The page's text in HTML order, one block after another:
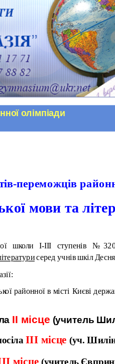
олімпіади
переможців
мови та
школи I-III ступенів №
серед учнів шкіл
районної в місті Києві
ІІ місце (учитель
ІІІ місце (уч.
місце(учитель